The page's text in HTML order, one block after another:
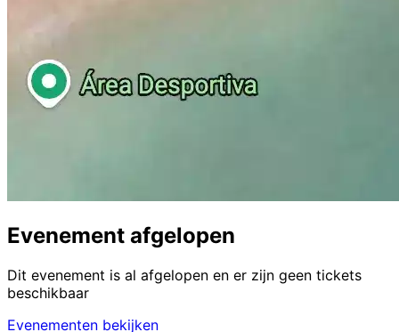
Evenement afgelopen
Dit evenement is al afgelopen en er zijn geen tickets
beschikbaar
Evenementen bekijken